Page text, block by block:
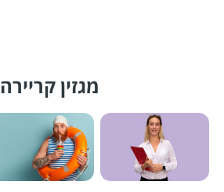
מגזין קריירה